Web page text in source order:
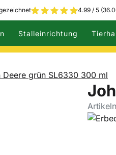
4.99 / 5
Stalleinrichtung
Deere grün SL6330 300 ml